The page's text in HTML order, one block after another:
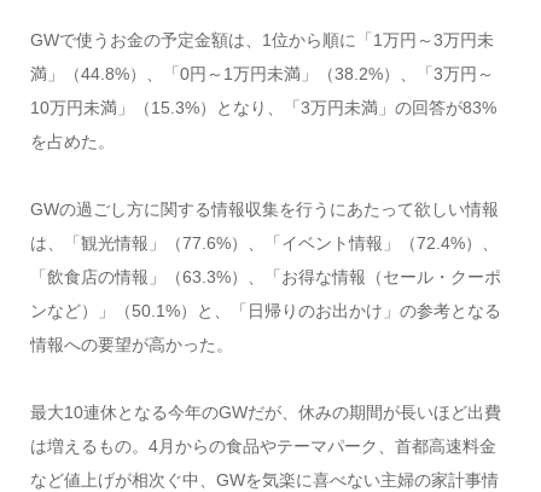
GWで使うお金の予定金額は、1位から順に「1万円～3万円未
満」（44.8%）、「0円～1万円未満」（38.2%）、「3万円～
10万円未満」（15.3%）となり、「3万円未満」の回答が83%
を占めた。
GWの過ごし方に関する情報収集を行うにあたって欲しい情報
は、「観光情報」（77.6%）、「イベント情報」（72.4%）、
「飲食店の情報」（63.3%）、「お得な情報（セール・クーポ
ンなど）」（50.1%）と、「日帰りのお出かけ」の参考となる
情報への要望が高かった。
最大10連休となる今年のGWだが、休みの期間が長いほど出費
は増えるもの。4月からの食品やテーマパーク、首都高速料金
など値上げが相次ぐ中、GWを気楽に喜べない主婦の家計事情